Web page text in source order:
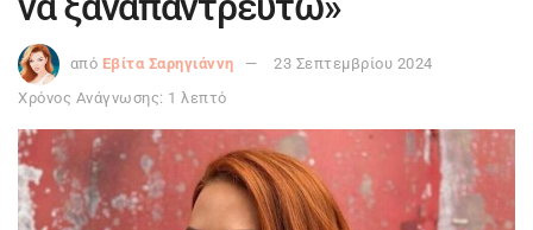
από Εβίτα Σαρηγιάννη
23 Σεπτεμβρίου 2024
Χρόνος Ανάγνωσης: 1 λεπτό